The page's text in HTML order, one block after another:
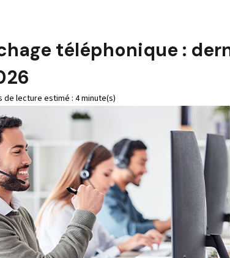
téléphonique :
de lecture estimé : 4 minute(s)